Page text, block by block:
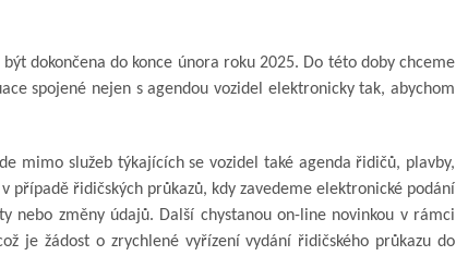
dokončena do konce února roku 2025. Do této doby chceme
spojené nejen s agendou vozidel elektronicky tak, abychom
mimo služeb týkajících se vozidel také agenda řidičů, plavby,
řidičských průkazů, kdy zavedeme elektronické podání
nebo změny údajů. Další chystanou on-line novinkou v rámci
je žádost o zrychlené vyřízení vydání řidičského průkazu do